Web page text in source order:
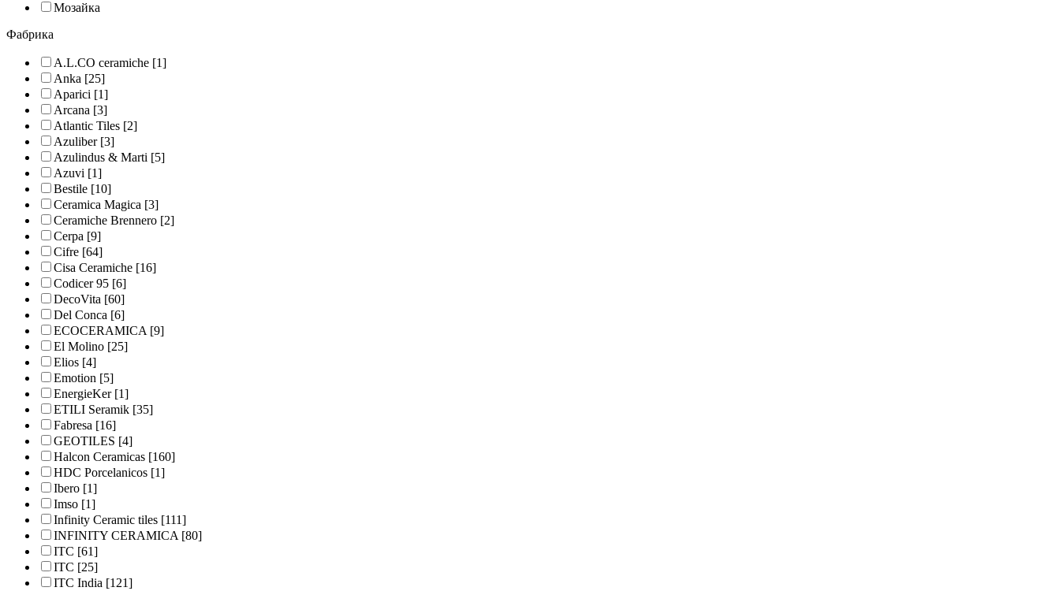
Мозайка
Фабрика
A.L.CO ceramiche [1]
Anka [25]
Aparici [1]
Arcana [3]
Atlantic Tiles [2]
Azuliber[3]
Azulindus & Marti [5]
Azuvi [1]
Bestile [10]
Ceramica Magica [3]
Ceramiche Brennero [2]
Cerpa [9]
Cifre [64]
Cisa Ceramiche [16]
Codicer 95 [6]
DecoVita [60]
Del Conca [6]
ECOCERAMICA[9]
El Molino [25]
Elios [4]
Emotion [5]
EnergieKer[1]
ETILI Seramik [35]
Fabresa [16]
GEOTILES [4]
Halcon Ceramicas [160]
HDC Porcelanicos [1]
Ibero [1]
Imso [1]
Infinity Ceramic tiles [111]
INFINITY CERAMICA[80]
ITC [61]
ITC [25]
ITC India [121]